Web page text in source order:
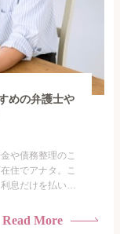
めの弁護士や
や債務整理のこ
住でアナタ。こ
息だけを払い続
なる。・闇金に
Read More